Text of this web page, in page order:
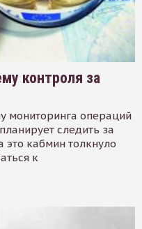
контроля за
мониторинга операций
следить за
это кабмин толкнуло
к